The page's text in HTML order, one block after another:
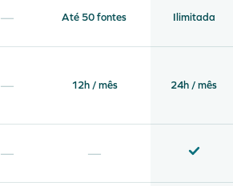
— Até 50 fontes Ilimitada
— 12h / mês 24h / mês
— —